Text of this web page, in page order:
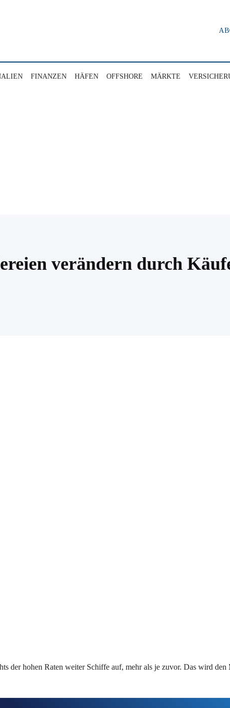
FINANZEN HÄFEN OFFSHORE MÄRKTE
verändern durch
der hohen Raten weiter Schiffe auf, mehr als je zuvor. Das wird den